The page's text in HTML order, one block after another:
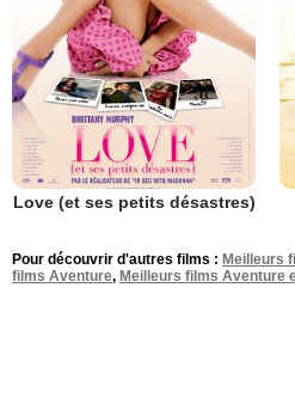
Love (et ses petits désastres)
Pour découvrir d'autres films : Meilleurs
films Aventure, Meilleurs films Aventure